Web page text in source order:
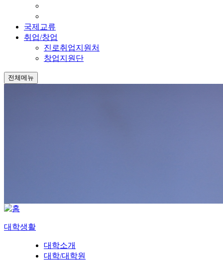
국제교류
취업/창업
진로취업지원처
창업지원단
전체메뉴
대학생활
대학소개
대학/대학원